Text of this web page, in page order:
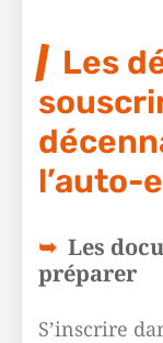
Les
l’auto-
Les
préparer
S’inscrire